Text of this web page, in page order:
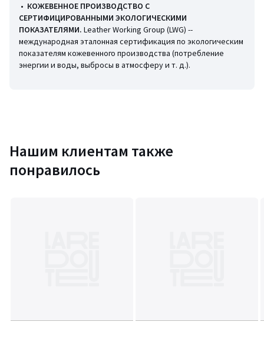
Цвета Белый/ Оранжевый
Размеры 36
• КОЖЕВЕННОЕ ПРОИЗВОДСТВО С
СЕРТИФИЦИРОВАННЫМИ ЭКОЛОГИЧЕСКИМИ
ПОКАЗАТЕЛЯМИ. Leather Working Group (LWG) --
международная эталонная сертификация по экологическим
показателям кожевенного производства (потребление
энергии и воды, выбросы в атмосферу и т. д.).
Нашим клиентам также
понравилось